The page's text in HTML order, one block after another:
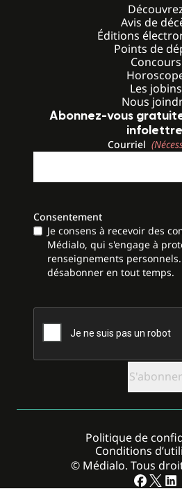
Avis de
Éditions
Points de
Concours
Les jobins
Nous
Abonnez-vous
Courriel
Consentement
Je consens à recevoir des
Médialo, qui s'engage à
renseignements
désabonner en tout temps.
CAPTCHA
© Médialo. Tous
Politique de
Conditions